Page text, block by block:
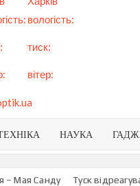
вологість:
тиск:
вітер:
НАУКА
Санду Туск відреагував